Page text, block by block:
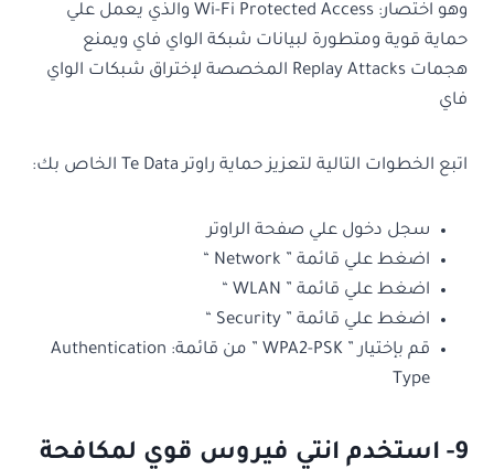
وهو اختصار: Wi-Fi Protected Access والذي يعمل علي
حماية قوية ومتطورة لبيانات شبكة الواي فاي ويمنع
هجمات Replay Attacks المخصصة لإختراق شبكات الواي
فاي
اتبع الخطوات التالية لتعزيز حماية راوتر Te Data الخاص بك:
سجل دخول علي صفحة الراوتر
اضغط علي قائمة ” Network “
اضغط علي قائمة ” WLAN “
اضغط علي قائمة ” Security “
قم بإختيار ” WPA2-PSK ” من قائمة: Authentication
Type
9- استخدم انتي فيروس قوي لمكافحة